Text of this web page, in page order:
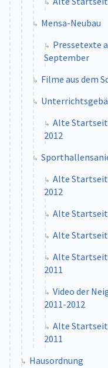
Mensa-Neubau
Pressetexte
September
Filme aus dem
Alte
2012
Alte
2012
Alte
Alte
Alte
2011
Video der
2011-2012
Alte
2011
Hausordnung